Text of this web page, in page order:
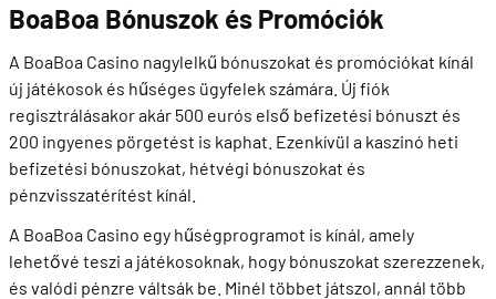
BoaBoa Bónuszok és Promóciók
A BoaBoa Casino nagylelkű bónuszokat és promóciókat kínál
új játékosok és hűséges ügyfelek számára. Új fiók
regisztrálásakor akár 500 eurós első befizetési bónuszt és
200 ingyenes pörgetést is kaphat. Ezenkívül a kaszinó heti
befizetési bónuszokat, hétvégi bónuszokat és
pénzvisszatérítést kínál.
A BoaBoa Casino egy hűségprogramot is kínál, amely
lehetővé teszi a játékosoknak, hogy bónuszokat szerezzenek,
és valódi pénzre váltsák be. Minél többet játszol, annál több